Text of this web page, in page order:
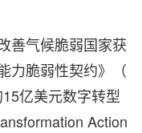
善气候脆弱国家获
力脆弱性契约》（
亿美元数字转型
Action